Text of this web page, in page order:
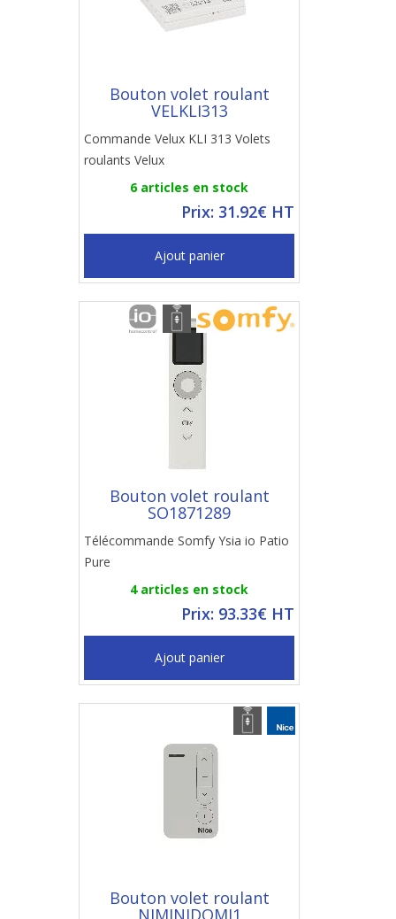
Bouton volet roulant
VELKLI313
Commande Velux KLI 313 Volets
roulants Velux
6 articles en stock
Prix: 31.92€ HT
Ajout panier
Bouton volet roulant
SO1871289
Télécommande Somfy Ysia io Patio
Pure
4 articles en stock
Prix: 93.33€ HT
Ajout panier
Bouton volet roulant
NIMINIDOMI1